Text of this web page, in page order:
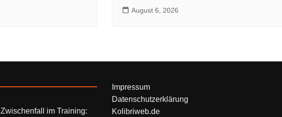
August 6, 2026
Zwischenfall im Training:
Impressum
Datenschutzerklärung
Kolibriweb.de